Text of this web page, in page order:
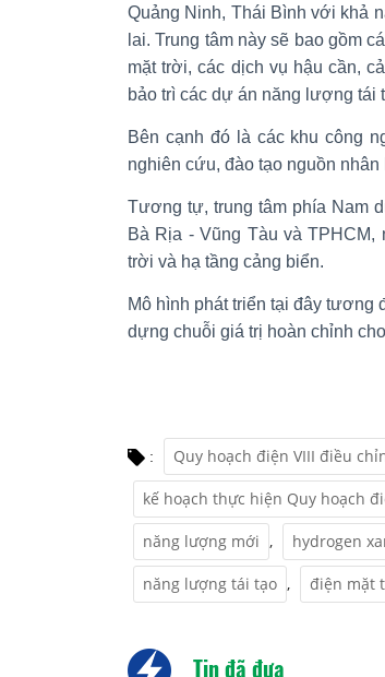
Quảng Ninh, Thái Bình với khả
lai. Trung tâm này sẽ bao gồm
mặt trời, các dịch vụ hậu cần,
bảo trì các dự án năng lượng tái
Bên cạnh đó là các khu công
nghiên cứu, đào tạo nguồn
Tương tự, trung tâm phía Nam
Bà Rịa - Vũng Tàu và
trời và hạ tầng cảng biển.
Mô hình phát triển tại đây tương
dựng chuỗi giá trị hoàn chỉnh
: Quy hoạch điện VIII điều
kế hoạch thực hiện Quy hoạch
năng lượng mới , hydrogen
năng lượng tái tạo , điện mặt
Tin đã đưa